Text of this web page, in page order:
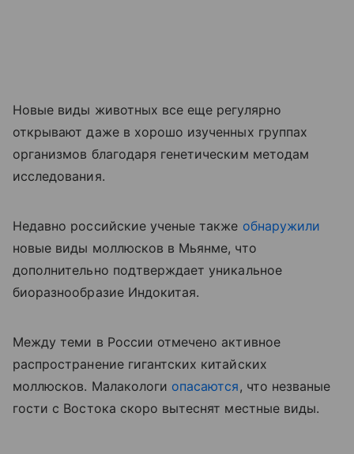
Новые виды животных все еще регулярно
открывают даже в хорошо изученных группах
организмов благодаря генетическим методам
исследования.
Недавно российские ученые также обнаружили
новые виды моллюсков в Мьянме, что
дополнительно подтверждает уникальное
биоразнообразие Индокитая.
Между теми в России отмечено активное
распространение гигантских китайских
моллюсков. Малакологи опасаются , что незваные
гости с Востока скоро вытеснят местные виды.